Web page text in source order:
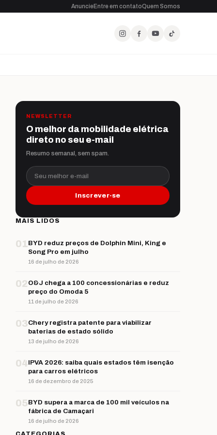
AnuncieEntre em contatoQuem Somos
NEWSLETTER
O melhor da mobilidade elétrica
direto no seu e-mail
Resumo semanal, sem spam.
Seu melhor e-mail
Inscrever-se
MAIS LIDOS
01BYD reduz preços de Dolphin Mini, King e
Song Pro em julho
16 de julho de 2026
02 O&J chega a 100 concessionárias e reduz
preço do Omoda 5
11 de julho de 2026
03Chery registra patente para viabilizar
baterias de estado sólido
13 de julho de 2026
04IPVA 2026: saiba quais estados têm isenção
para carros elétricos
16 de dezembro de 2025
05BYD supera a marca de 100 mil veículos na
fábrica de Camaçari
16 de julho de 2026